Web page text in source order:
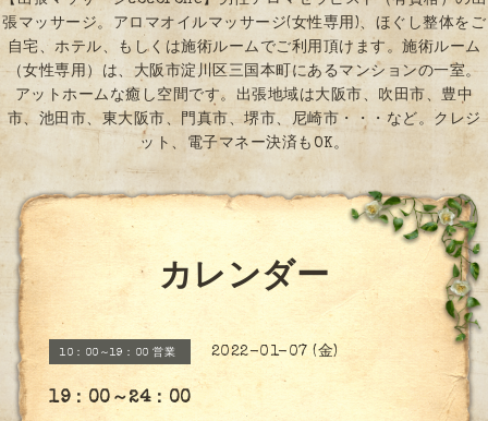
張マッサージ。アロマオイルマッサージ(女性専用)、ほぐし整体をご
自宅、ホテル、もしくは施術ルームでご利用頂けます。施術ルーム
（女性専用）は、大阪市淀川区三国本町にあるマンションの一室。
アットホームな癒し空間です。出張地域は大阪市、吹田市、豊中
市、池田市、東大阪市、門真市、堺市、尼崎市・・・など。クレジ
ット、電子マネー決済もOK。
カレンダー
10：00～19：00 営業 2022-01-07 (金)
19：00～24：00